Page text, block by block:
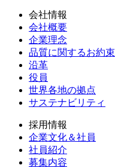
会社情報
会社概要
企業理念
品質に関するお約束
沿革
役員
世界各地の拠点
サステナビリティ
採用情報
企業文化＆社員
社員紹介
募集内容